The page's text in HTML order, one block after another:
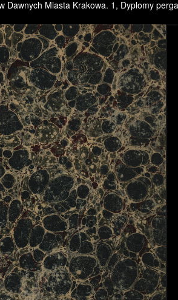
*/
Dawnych Miasta Krakowa. 1, Dyplomy